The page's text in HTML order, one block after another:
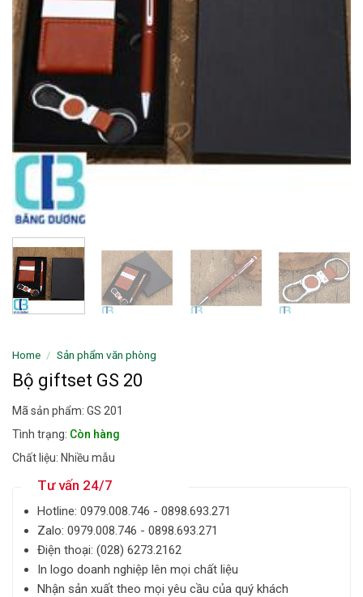
Home / Sản phẩm văn phòng
Bộ giftset GS 20
Mã sản phẩm: GS 201
Tình trạng: Còn hàng
Chất liệu: Nhiều mẫu
Tư vấn 24/7
Hotline: ‎0979.008.746 - 0898.693.271
Zalo: ‎‎0979.008.746 - 0898.693.271
Điện thoại: ‎(028) 6273.2162
In logo doanh nghiệp lên mọi chất liệu
Nhận sản xuất theo mọi yêu cầu của quý khách